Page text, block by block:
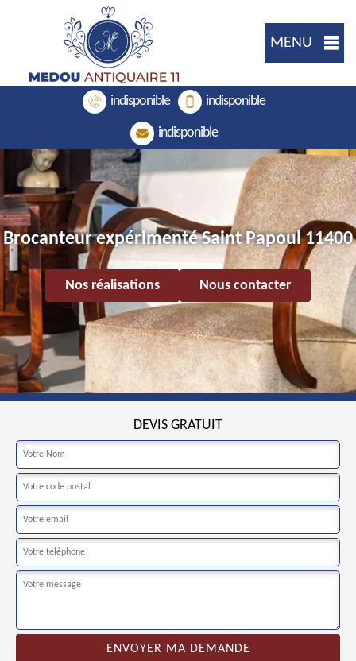
MENU
indisponible indisponible
indisponible
Brocanteur expérimenté Saint Papoul 11400
Nos réalisations Nous contacter
DEVIS GRATUIT